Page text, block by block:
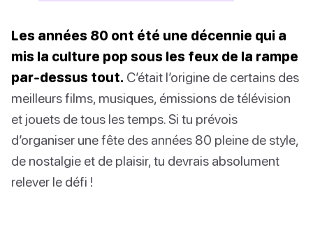
Les années 80 ont été une décennie qui a
mis la culture pop sous les feux de la rampe
par-dessus tout. C’était l’origine de certains des
meilleurs films, musiques, émissions de télévision
et jouets de tous les temps. Si tu prévois
d’organiser une fête des années 80 pleine de style,
de nostalgie et de plaisir, tu devrais absolument
relever le défi !